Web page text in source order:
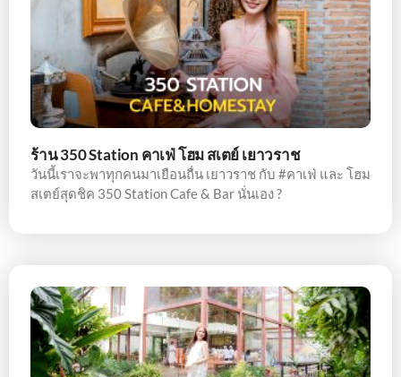
ร้าน 350 Station คาเฟ่ โฮม สเตย์ เยาวราช
วันนี้เราจะพาทุกคนมาเยือนถื่น เยาวราช กับ #คาเฟ่ และ โฮม
สเตย์สุดชิค 350 Station Cafe & Bar นั่นเอง ?